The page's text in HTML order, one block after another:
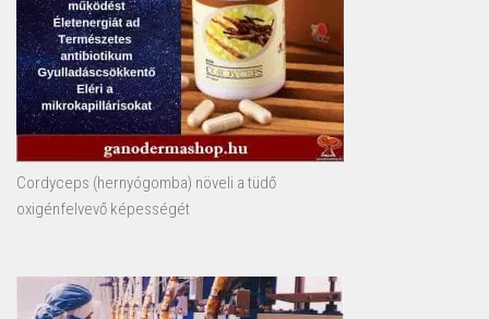
Cordyceps (hernyógomba) növeli a tüdő
oxigénfelvevő képességét